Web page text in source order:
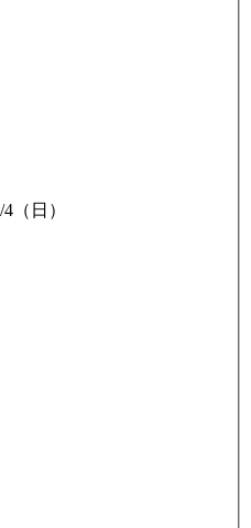
4（日）